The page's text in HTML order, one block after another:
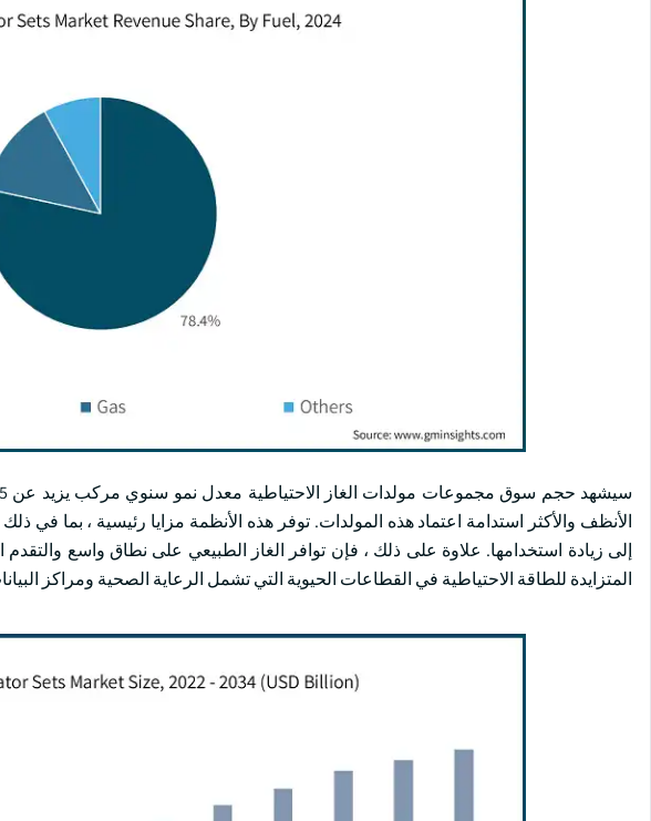
الأنظف والأكثر استدامة اعتماد هذه المولدات. توفر هذه الأنظمة مزايا رئيسية ، بما في ذلك
إلى زيادة استخدامها. علاوة على ذلك ، فإن توافر الغاز الطبيعي على نطاق واسع
المتزايدة للطاقة الاحتياطية في القطاعات الحيوية التي تشمل الرعاية الصحية ومراكز